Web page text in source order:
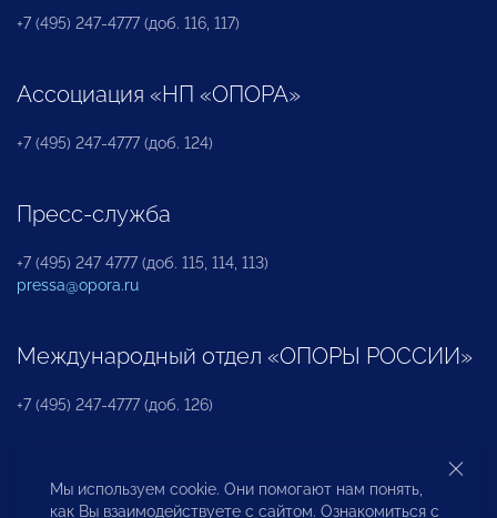
+7 (495) 247-4777 (доб. 116, 117)
Ассоциация «НП «ОПОРА»
+7 (495) 247-4777 (доб. 124)
Пресс-служба
+7 (495) 247 4777 (доб. 115, 114, 113)
pressa@opora.ru
Международный отдел «ОПОРЫ РОССИИ»
+7 (495) 247-4777 (доб. 126)
Бюро по защите прав предпринимателей и
инвесторов
Мы используем cookie. Они помогают нам понять,
как Вы взаимодействуете с сайтом. Ознакомиться с